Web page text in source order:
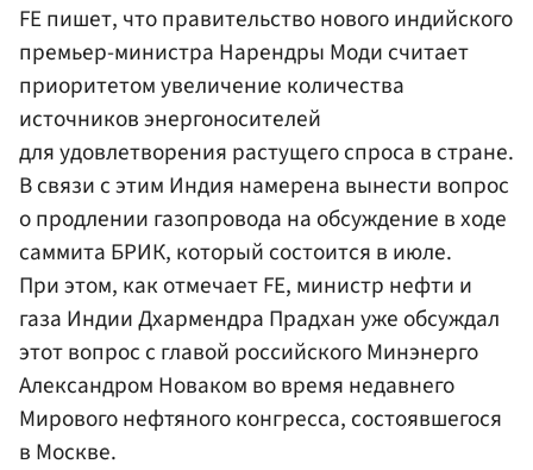
FE пишет, что правительство нового индийского
премьер-министра Нарендры Моди считает
приоритетом увеличение количества
источников энергоносителей
для удовлетворения растущего спроса в стране.
В связи с этим Индия намерена вынести вопрос
о продлении газопровода на обсуждение в ходе
саммита БРИК, который состоится в июле.
При этом, как отмечает FE, министр нефти и
газа Индии Дхармендра Прадхан уже обсуждал
этот вопрос с главой российскогоМинэнерго
Александром Новаком во время недавнего
Мирового нефтяного конгресса, состоявшегося
в Москве.